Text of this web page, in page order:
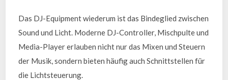
Das DJ-Equipment wiederum ist das Bindeglied zwischen
Sound und Licht. Moderne DJ-Controller, Mischpulte und
Media-Player erlauben nicht nur das Mixen und Steuern
der Musik, sondern bieten häufig auch Schnittstellen für
die Lichtsteuerung.